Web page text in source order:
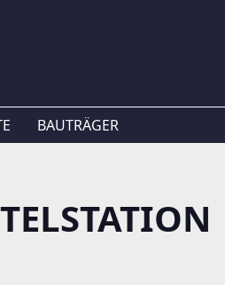
BAUTRÄGER